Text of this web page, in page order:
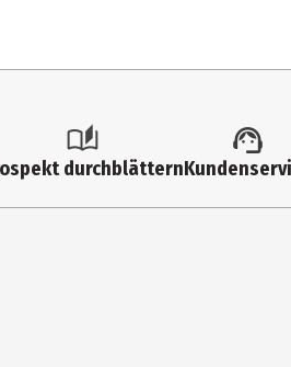
durchblättern